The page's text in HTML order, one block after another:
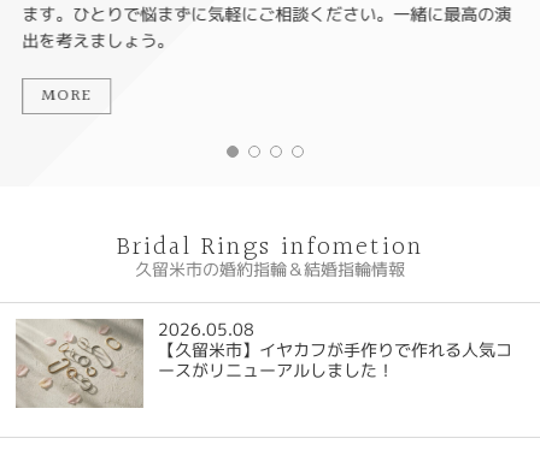
ます。ひとりで悩まずに気軽にご相談ください。一緒に最高の演
出を考えましょう。
MORE
Bridal Rings infometion
久留米市の婚約指輪＆結婚指輪情報
2026.05.08
【久留米市】イヤカフが手作りで作れる人気コ
ースがリニューアルしました！